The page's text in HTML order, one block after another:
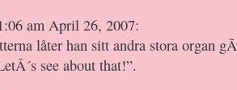
am April 26, 2007:
låter han sitt andra stora organ
see about that!”.